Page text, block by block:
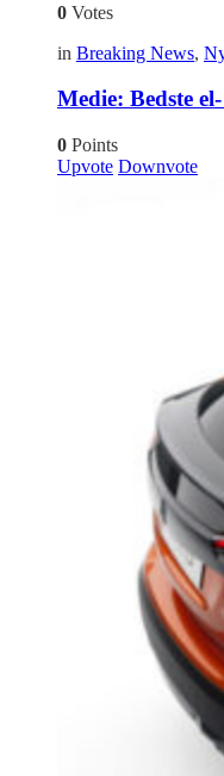
0 Votes
in Breaking News,
Medie: Bedste
0 Points
Upvote Downvote